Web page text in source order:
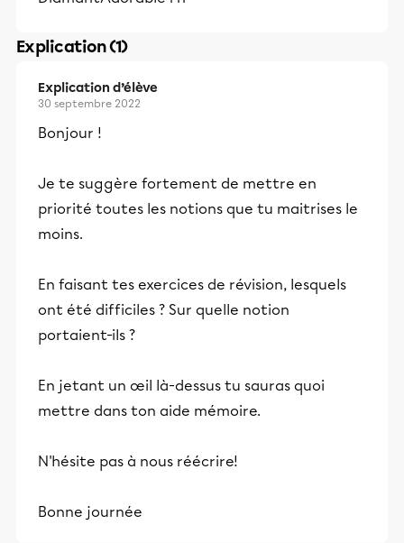
Explication (1)
Explication d’élève
30 septembre 2022
Bonjour !
Je te suggère fortement de mettre en
priorité toutes les notions que tu maitrises le
moins.
En faisant tes exercices de révision, lesquels
ont été difficiles ? Sur quelle notion
portaient-ils ?
En jetant un œil là-dessus tu sauras quoi
mettre dans ton aide mémoire.
N'hésite pas à nous réécrire!
Bonne journée